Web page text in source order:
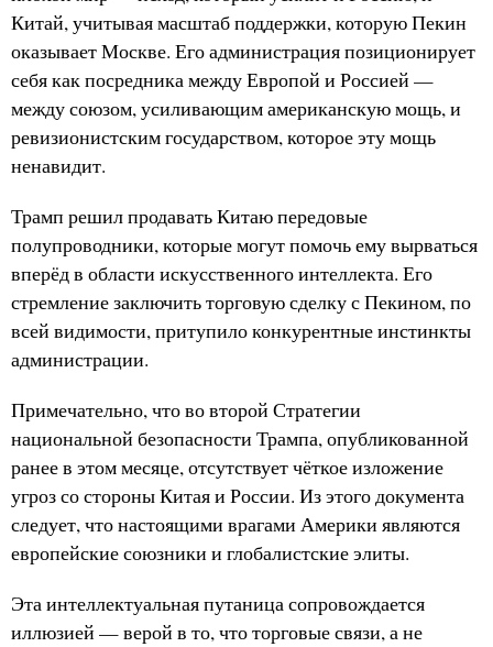
Китай, учитывая масштаб поддержки, которую Пекин
оказывает Москве. Его администрация позиционирует
себя как посредника между Европой и Россией —
между союзом, усиливающим американскую мощь, и
ревизионистским государством, которое эту мощь
ненавидит.
Трамп решил продавать Китаю передовые
полупроводники, которые могут помочь ему вырваться
вперёд в области искусственного интеллекта. Его
стремление заключить торговую сделку с Пекином, по
всей видимости, притупило конкурентные инстинкты
администрации.
Примечательно, что во второй Стратегии
национальной безопасности Трампа, опубликованной
ранее в этом месяце, отсутствует чёткое изложение
угроз со стороны Китая и России. Из этого документа
следует, что настоящими врагами Америки являются
европейские союзники и глобалистские элиты.
Эта интеллектуальная путаница сопровождается
иллюзией — верой в то, что торговые связи, а не